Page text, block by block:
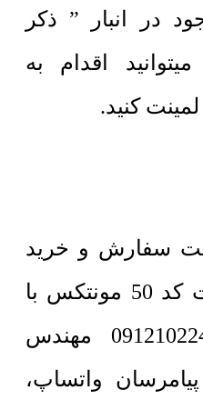
در انبار ” ذکر
اقدام به
کنید.
سفارش و خرید
پارکت لمینت کد 50 مونتکس با
شماره 09121022495 مهندس
واتساپ،